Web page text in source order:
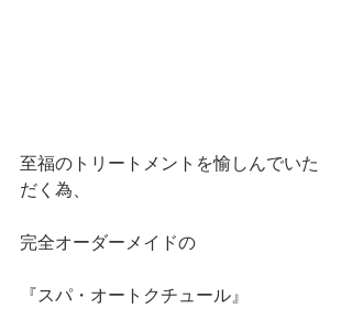
至福のトリートメントを愉しんでいた
だく為、
完全オーダーメイドの
『スパ・オートクチュール』